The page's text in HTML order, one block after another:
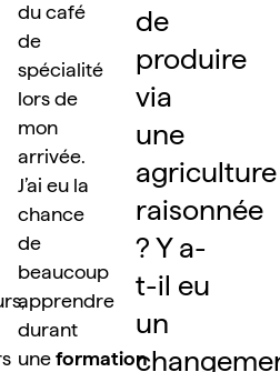
du café
de
spécialité
lors de
mon
arrivée.
J’ai eu la
chance
de
beaucoup
apprendre
durant
une formation
de
produire
via
une
agriculture
raisonnée
? Y a-
t-il eu
un